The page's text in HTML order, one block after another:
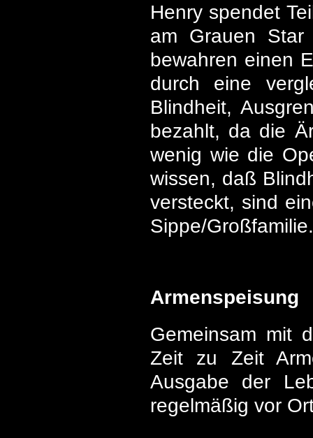
Henry spendet
am Grauen
bewahren einen
durch eine
Blindheit,
bezahlt, da die
wenig wie die
wissen, daß
versteckt, sind
Sippe/Großfamilie.
Armenspeisung
Gemeinsam mit
Zeit zu Zeit
Ausgabe der
regelmäßig vor